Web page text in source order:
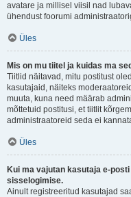
avatare ja millisel viisil nad
ühendust foorumi
Üles
Mis on mu tiitel ja kuidas ma
Tiitlid näitavad, mitu postitust
kasutajaid, näiteks
muuta, kuna need määrab
mõttetuid postitusi, et tiitlit
administraatoreid seda ei
Üles
Kui ma vajutan kasutaja e-
sisselogimise.
Ainult registreeritud kasutajad